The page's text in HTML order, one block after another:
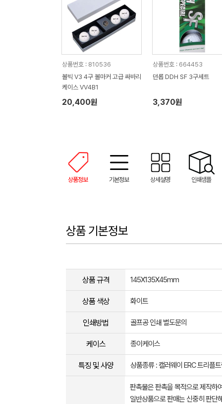
상품번호 : 810536
볼빅 V3 4구 볼마커 고급 싸바리
케이스 VV4B1
20,400원
상품번호 : 664453
던롭 DDH SF 3구세트
3,370원
상품정보 기본정보 상세설명 인쇄샘플
상품 기본정보
상품 규격 145X135X45mm
상품 색상 화이트
인쇄방법 골프공 인쇄 별도문의
케이스 종이케이스
특징 및 사양 상품종류 : 캘러웨이 ERC 트리플
판촉물은 판촉을 목적으로 제작하
일반상품으로 판매는 신중히 판단